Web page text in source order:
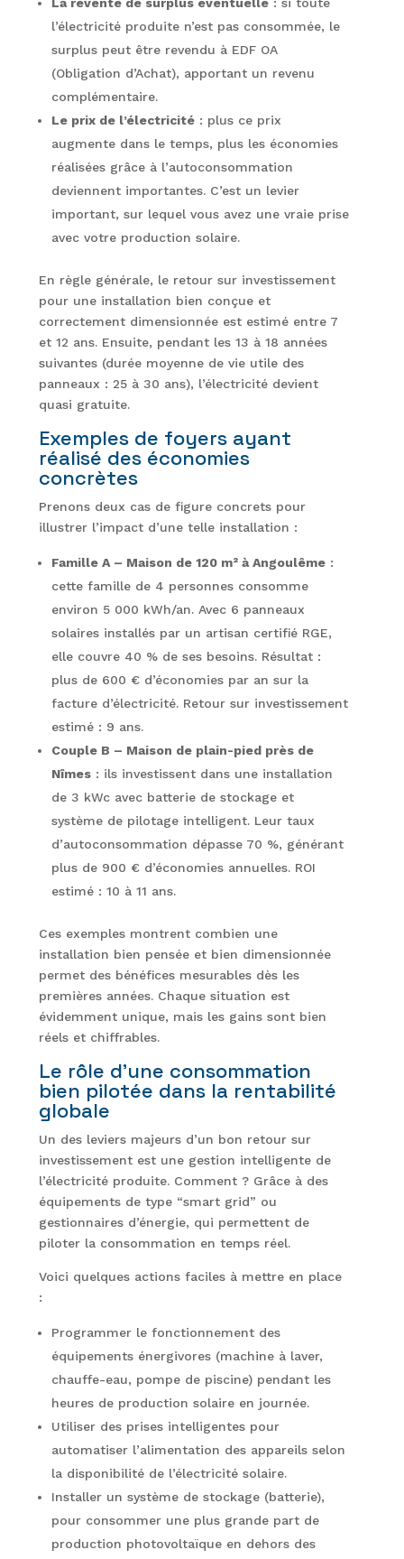
La revente de surplus éventuelle : si toute
l’électricité produite n’est pas consommée, le
surplus peut être revendu à EDF OA
(Obligation d’Achat), apportant un revenu
complémentaire.
Le prix de l’électricité : plus ce prix
augmente dans le temps, plus les économies
réalisées grâce à l’autoconsommation
deviennent importantes. C’est un levier
important, sur lequel vous avez une vraie prise
avec votre production solaire.
En règle générale, le retour sur investissement
pour une installation bien conçue et
correctement dimensionnée est estimé entre 7
et 12 ans. Ensuite, pendant les 13 à 18 années
suivantes (durée moyenne de vie utile des
panneaux : 25 à 30 ans), l’électricité devient
quasi gratuite.
Exemples de foyers ayant
réalisé des économies
concrètes
Prenons deux cas de figure concrets pour
illustrer l’impact d’une telle installation :
Famille A – Maison de 120 m² à Angoulême :
cette famille de 4 personnes consomme
environ 5 000 kWh/an. Avec 6 panneaux
solaires installés par un artisan certifié RGE,
elle couvre 40 % de ses besoins. Résultat :
plus de 600 € d’économies par an sur la
facture d’électricité. Retour sur investissement
estimé : 9 ans.
Couple B – Maison de plain-pied près de
Nîmes : ils investissent dans une installation
de 3 kWc avec batterie de stockage et
système de pilotage intelligent. Leur taux
d’autoconsommation dépasse 70 %, générant
plus de 900 € d’économies annuelles. ROI
estimé : 10 à 11 ans.
Ces exemples montrent combien une
installation bien pensée et bien dimensionnée
permet des bénéfices mesurables dès les
premières années. Chaque situation est
évidemment unique, mais les gains sont bien
réels et chiffrables.
Le rôle d’une consommation
bien pilotée dans la rentabilité
globale
Un des leviers majeurs d’un bon retour sur
investissement est une gestion intelligente de
l’électricité produite. Comment ? Grâce à des
équipements de type “smart grid” ou
gestionnaires d’énergie, qui permettent de
piloter la consommation en temps réel.
Voici quelques actions faciles à mettre en place
:
Programmer le fonctionnement des
équipements énergivores (machine à laver,
chauffe-eau, pompe de piscine) pendant les
heures de production solaire en journée.
Utiliser des prises intelligentes pour
automatiser l’alimentation des appareils selon
la disponibilité de l’électricité solaire.
Installer un système de stockage (batterie),
pour consommer une plus grande part de
production photovoltaïque en dehors des